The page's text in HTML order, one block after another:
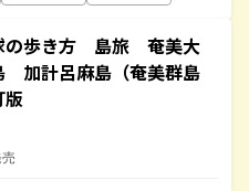
の歩き方 島旅 奄美大
加計呂麻島（奄美群島